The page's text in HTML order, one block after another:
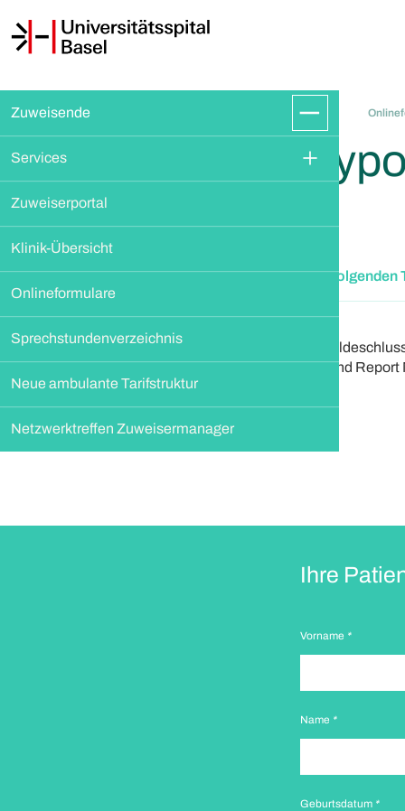
Zuweisende
Services
Zuweiserportal
Klinik-Übersicht
Onlineformulare
Sprechstundenverzeichnis
Neue ambulante Tarifstruktur
Netzwerktreffen Zuweisermanager
An folgenden
Versand Report
Ihre
Vorname *
Name *
Geburtsdatum *